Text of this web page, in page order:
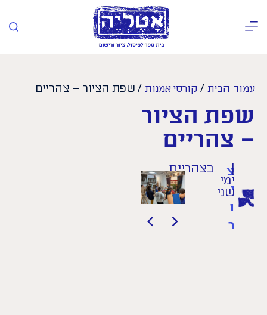
עמוד הבית / קורסי אמנות / שפת הציור – צהריים
שפת הציור
– צהריים
צ
י
ו
ר
|
ימי
שני
בצהריים
> <